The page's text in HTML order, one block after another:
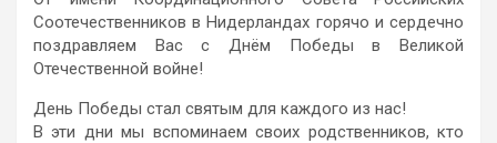
Соотечественников в Нидерландах горячо и сердечно
поздравляем Вас с Днём Победы в Великой
Отечественной войне!
День Победы стал святым для каждого из нас!
В эти дни мы вспоминаем своих родственников, кто